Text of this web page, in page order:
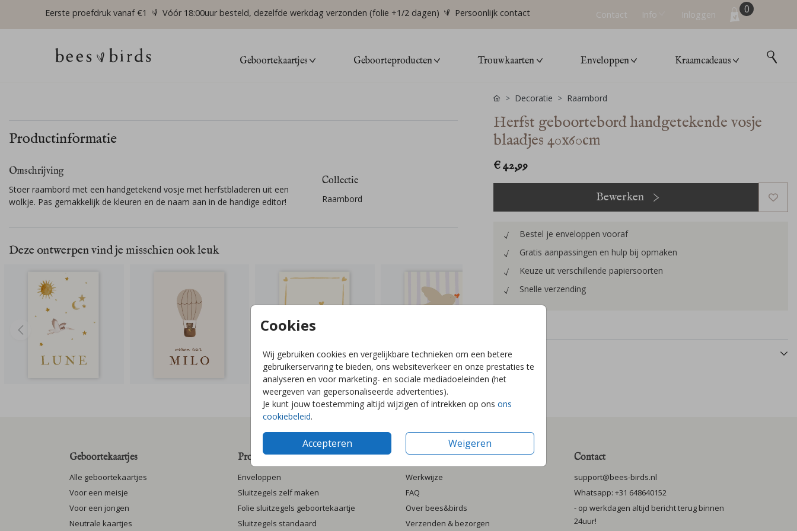
Eerste proefdruk vanaf €1 Vóór 18:00uur besteld, dezelfde werkdag verzonden (folie +1/2 dagen) Persoonlijk contact Contact Info Inloggen 0
Geboortekaartjes Geboorteproducten Trouwkaarten Enveloppen Kraamcadeaus
Cookies
Wij gebruiken cookies en vergelijkbare technieken om een betere
gebruikerservaring te bieden, ons websiteverkeer en onze prestaties te
analyseren en voor marketing- en sociale mediadoeleinden (het
weergeven van gepersonaliseerde advertenties).
Je kunt jouw toestemming altijd wijzigen of intrekken op ons ons
cookiebeleid.
Accepteren Weigeren
Productinformatie
Omschrijving
Stoer raambord met een handgetekend vosje met herfstbladeren uit een
wolkje. Pas gemakkelijk de kleuren en de naam aan in de handige editor!
Collectie
Raambord
Deze ontwerpen vind je misschien ook leuk
Decoratie Raambord
Herfst geboortebord handgetekende vosje
blaadjes 40x60cm
€ 42,99
Bewerken
Bestel je enveloppen vooraf
Gratis aanpassingen en hulp bij opmaken
Keuze uit verschillende papiersoorten
Snelle verzending
Prijzen
Geboortekaartjes
Alle geboortekaartjes
Voor een meisje
Voor een jongen
Neutrale kaartjes
Producten
Enveloppen
Sluitzegels zelf maken
Folie sluitzegels geboortekaartje
Sluitzegels standaard
Informatie
Werkwijze
FAQ
Over bees&birds
Verzenden & bezorgen
Contact
support@bees-birds.nl
Whatsapp: +31 648640152
- op werkdagen altijd bericht terug binnen
24uur!